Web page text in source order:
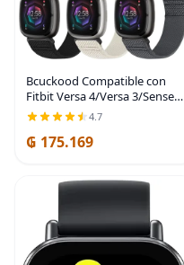
Bcuckood Compatible con
Fitbit Versa 4/Versa 3/Sense
2/Sense Band para mujeres y
hombres, paquete de 5
correas de nailon elástico
4.7
₲ 175.169